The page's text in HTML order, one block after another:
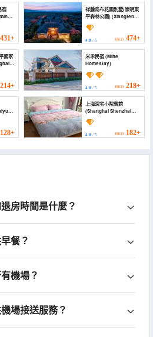
宿
431+
祥騰烏布花園別墅(崇明東
平森林公園) (Xiangteng
Ubud Garden Villa)
4.8/ 5 HKD 474+
國家
214+
米禾民宿 (Mihe
Homestay)
4.8/ 5 HKD 218+
128+
上海深宅小院賓館
(Shanghai Shenzhai
Xiaoyuan Hotel)
4.8/ 5 HKD 182+
房時間是什麼？
餐？
機場？
場接送服務？